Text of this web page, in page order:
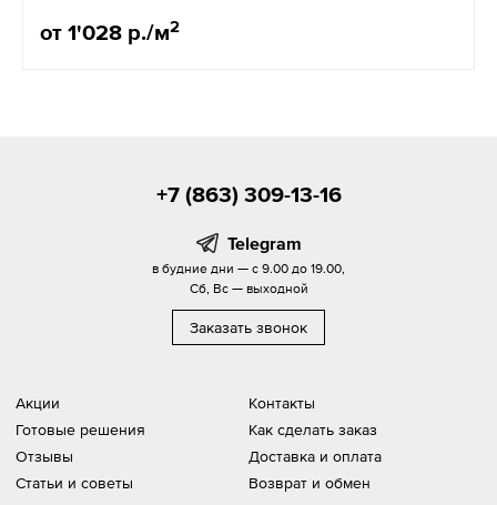
от 1'028 р./м2
Акции
Готовые решения
Отзывы
Статьи и советы
Контакты
Как сделать заказ
Доставка и оплата
Возврат и обмен
+7 (863) 309-13-16
Telegram
в будние дни — с 9.00 до 19.00,
Сб, Вс — выходной
Заказать звонок